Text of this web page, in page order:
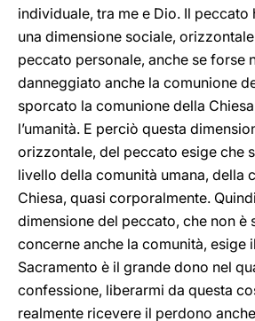
individuale, tra me e Dio. Il peccato
una dimensione sociale,
peccato personale, anche se forse
danneggiato anche la comunione
sporcato la comunione della
l’umanità. E perciò questa
orizzontale, del peccato esige che
livello della comunità umana, della
Chiesa, quasi corporalmente.
dimensione del peccato, che non è
concerne anche la comunità, esige
Sacramento è il grande dono nel
confessione, liberarmi da questa
realmente ricevere il perdono